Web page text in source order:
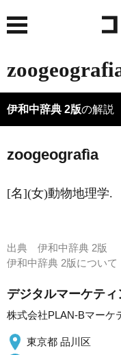
伊和中辞典 2版の解説
zoogeografìa
[名](女)動物地理学.
出典 伊和中辞典 2版
伊和中辞典 2版につい
デジタルマーケティ
株式会社PLAN‐Bマーケ
東京都 品川区